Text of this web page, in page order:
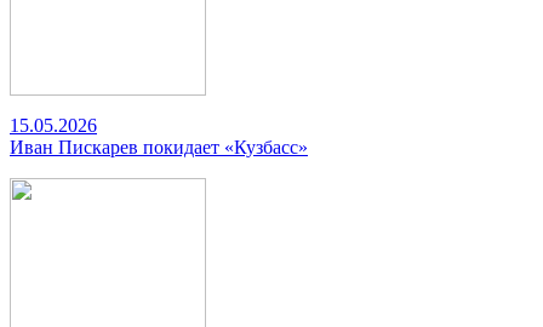
15.05.2026
Иван Пискарев покидает «Кузбасс»